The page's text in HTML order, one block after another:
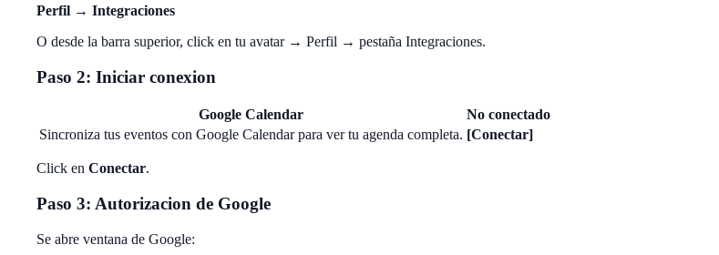
Perfil → Integraciones
O desde la barra superior, click en tu avatar → Perfil → pestaña Integraciones.
Paso 2: Iniciar conexion
Google Calendar
No conectado
Sincroniza tus eventos con Google Calendar para ver tu agenda completa. [Conectar]
Click en Conectar.
Paso 3: Autorizacion de Google
Se abre ventana de Google: